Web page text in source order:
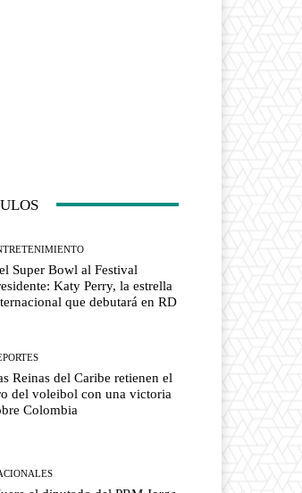
Super Bowl al Festival
Katy Perry, la estrella
que debutará en RD
Reinas del Caribe retienen el
del voleibol con una victoria
Colombia